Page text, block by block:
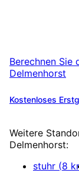
Berechnen Sie
Delmenhorst
Kostenloses
Weitere
Delmenhorst:
stuhr (8